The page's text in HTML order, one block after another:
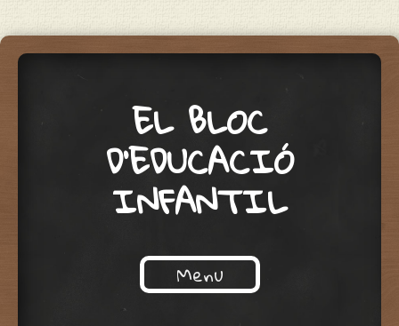
EL BLOC
D'EDUCACIÓ
INFANTIL
Menu
Skip to content